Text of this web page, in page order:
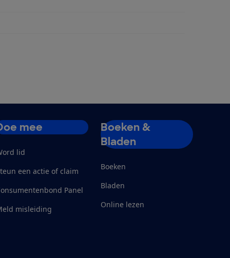
mee
lid
een actie of claim
Panel
misleiding
Boeken &
Bladen
Boeken
Bladen
Online lezen